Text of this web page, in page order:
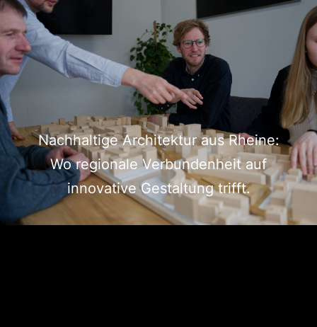
Nachhaltige Architektur aus Rheine:
Wo regionale Verbundenheit auf
innovative Gestaltung trifft.